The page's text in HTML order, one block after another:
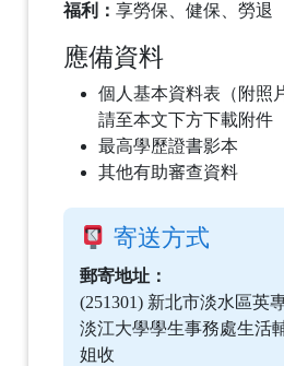
福利： 享勞保、健保、勞退
應備資料
個人基本資料表（附照
請至本文下方下載附件
最高學歷證書影本
其他有助審查資料
寄送方式
郵寄地址：
(251301) 新北市淡水區英
淡江大學學生事務處生活
姐收